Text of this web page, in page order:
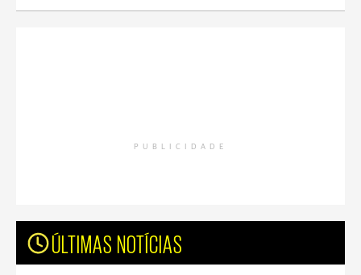
PUBLICIDADE
ÚLTIMAS NOTÍCIAS